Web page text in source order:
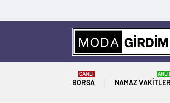
BORSA
CANLI
NAMAZ